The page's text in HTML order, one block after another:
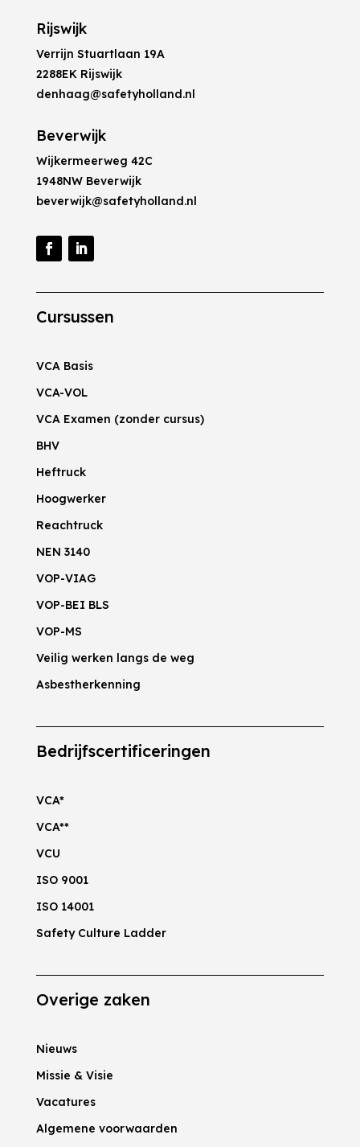
Rijswijk
Verrijn Stuartlaan 19A
2288EK Rijswijk
denhaag@safetyholland.nl
Beverwijk
Wijkermeerweg 42C
1948NW Beverwijk
beverwijk@safetyholland.nl
Cursussen
VCA Basis
VCA-VOL
VCA Examen (zonder cursus)
BHV
Heftruck
Hoogwerker
Reachtruck
NEN 3140
VOP-VIAG
VOP-BEI BLS
VOP-MS
Veilig werken langs de weg
Asbestherkenning
Bedrijfscertificeringen
VCA*
VCA**
VCU
ISO 9001
ISO 14001
Safety Culture Ladder
Overige zaken
Nieuws
Missie & Visie
Vacatures
Algemene voorwaarden